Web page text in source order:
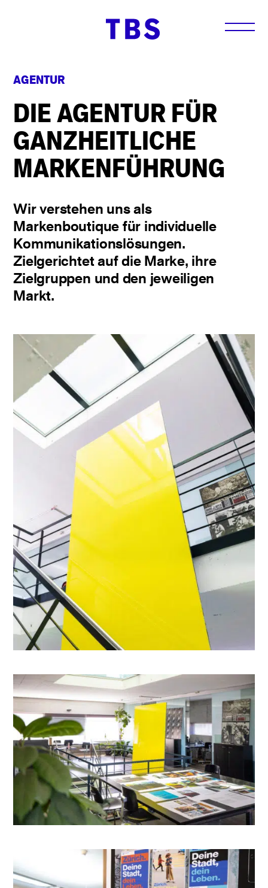
AGENTUR
DIE AGENTUR FÜR
GANZHEITLICHE
MARKENFÜHRUNG
Wir verstehen uns als
Markenboutique für individuelle
Kommunikationslösungen.
Zielgerichtet auf die Marke, ihre
Zielgruppen und den jeweiligen
Markt.